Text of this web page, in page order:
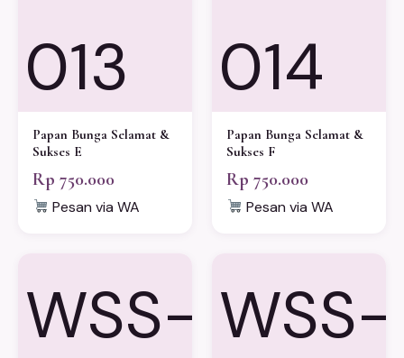
013
Papan Bunga Selamat &
Sukses E
Rp 750.000
Pesan via WA
014
Papan Bunga Selamat &
Sukses F
Rp 750.000
Pesan via WA
WSS- WSS-